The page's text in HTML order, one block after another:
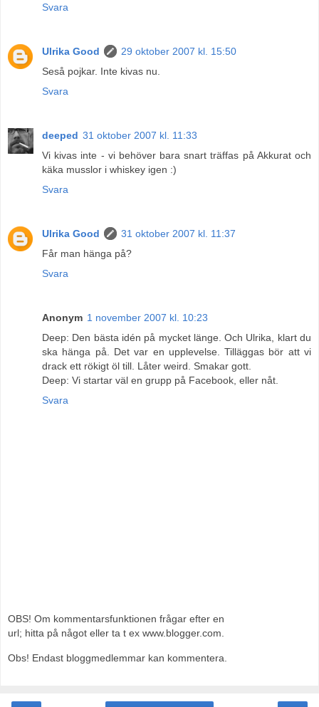
Svara
Ulrika Good
29 oktober 2007 kl. 15:50
Seså pojkar. Inte kivas nu.
Svara
deeped 31 oktober 2007 kl. 11:33
Vi kivas inte - vi behöver bara snart träffas på Akkurat och
käka musslor i whiskey igen :)
Svara
Ulrika Good
31 oktober 2007 kl. 11:37
Får man hänga på?
Svara
Anonym 1 november 2007 kl. 10:23
Deep: Den bästa idén på mycket länge. Och Ulrika, klart du
ska hänga på. Det var en upplevelse. Tilläggas bör att vi
drack ett rökigt öl till. Låter weird. Smakar gott.
Deep: Vi startar väl en grupp på Facebook, eller nåt.
Svara
OBS! Om kommentarsfunktionen frågar efter en
url; hitta på något eller ta t ex www.blogger.com.
Obs! Endast bloggmedlemmar kan kommentera.